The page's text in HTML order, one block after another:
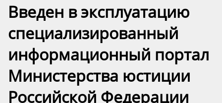
️Введен в эксплуатацию
специализированный
информационный портал
Министерства юстиции
Российской Федерации